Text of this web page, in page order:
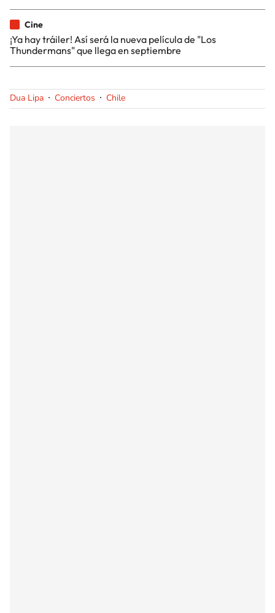
Cine
¡Ya hay tráiler! Así será la nueva película de "Los
Thundermans" que llega en septiembre
Dua Lipa Conciertos Chile